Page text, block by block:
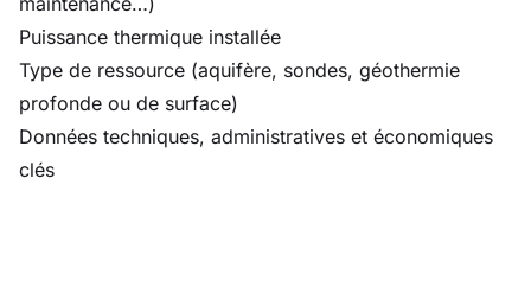
Puissance thermique installée
Type de ressource (aquifère, sondes, géothermie
profonde ou de surface)
Données techniques, administratives et économiques
clés